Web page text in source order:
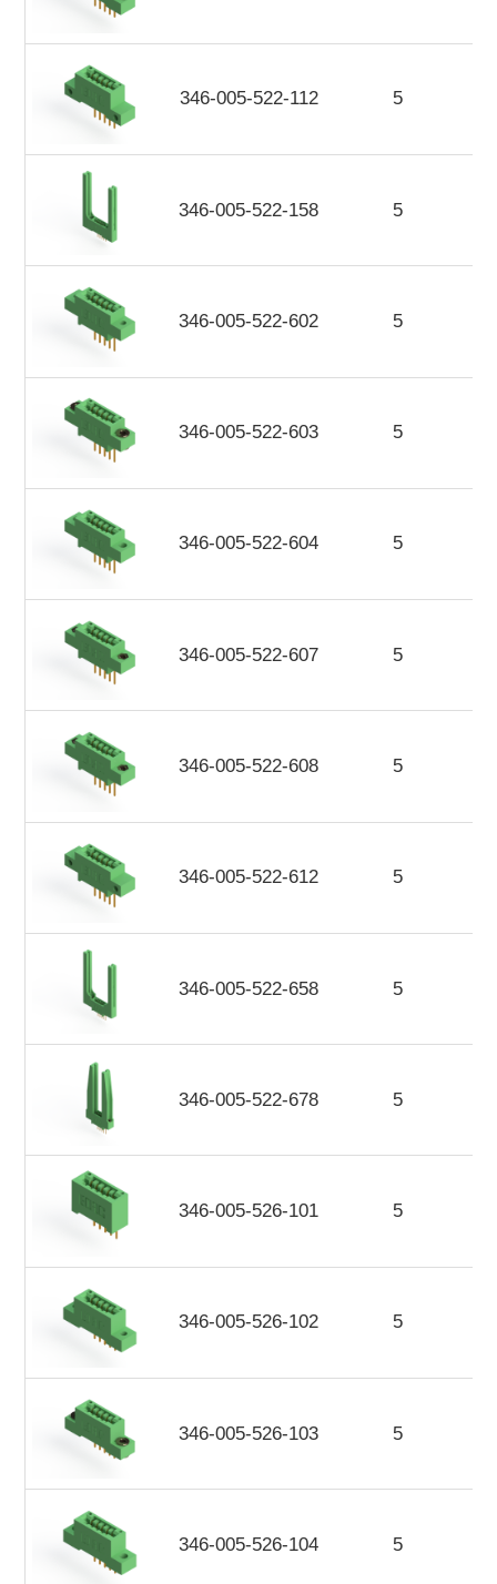
346-005-522-112 5
346-005-522-158 5
346-005-522-602 5
346-005-522-603 5
346-005-522-604 5
346-005-522-607 5
346-005-522-608 5
346-005-522-612 5
346-005-522-658 5
346-005-522-678 5
346-005-526-101 5
346-005-526-102 5
346-005-526-103 5
346-005-526-104 5